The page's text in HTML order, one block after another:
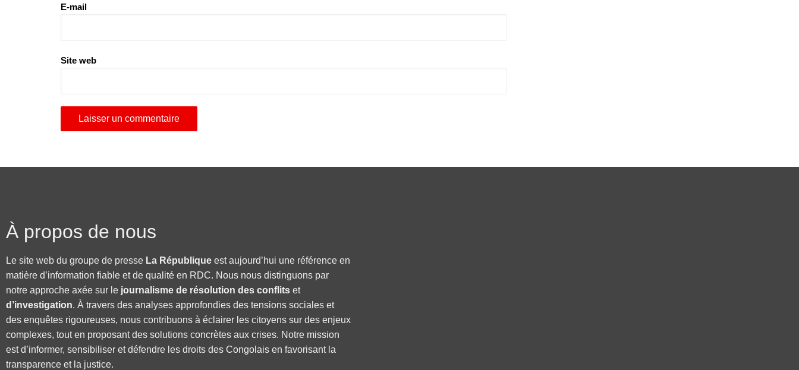
E-mail
Site web
À propos de nous
Le site web du groupe de presse La République est aujourd’hui une référence en
matière d’information fiable et de qualité en RDC. Nous nous distinguons par
notre approche axée sur le journalisme de résolution des conflits et
d’investigation. À travers des analyses approfondies des tensions sociales et
des enquêtes rigoureuses, nous contribuons à éclairer les citoyens sur des enjeux
complexes, tout en proposant des solutions concrètes aux crises. Notre mission
est d’informer, sensibiliser et défendre les droits des Congolais en favorisant la
transparence et la justice.